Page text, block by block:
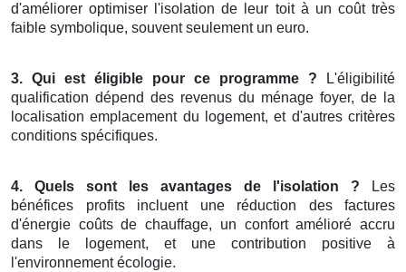
d'améliorer optimiser l'isolation de leur toit à un coût très
faible symbolique, souvent seulement un euro.
3. Qui est éligible pour ce programme ? L'éligibilité
qualification dépend des revenus du ménage foyer, de la
localisation emplacement du logement, et d'autres critères
conditions spécifiques.
4. Quels sont les avantages de l'isolation ? Les
bénéfices profits incluent une réduction des factures
d'énergie coûts de chauffage, un confort amélioré accru
dans le logement, et une contribution positive à
l'environnement écologie.